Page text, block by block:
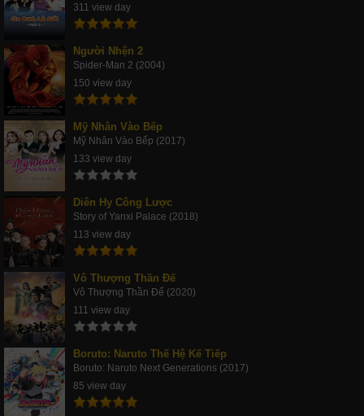
311 view day
Người Nhện 2
Spider-Man 2 (2004)
150 view day
Mỹ Nhân Vào Bếp
Mỹ Nhân Vào Bếp (2017)
133 view day
Diên Hy Công Lược
Story of Yanxi Palace (2018)
113 view day
Vô Thượng Thần Đế
Vô Thượng Thần Đế (2020)
111 view day
Boruto: Naruto Thế Hệ Kế Tiếp
Boruto: Naruto Next Generations (2017)
85 view day